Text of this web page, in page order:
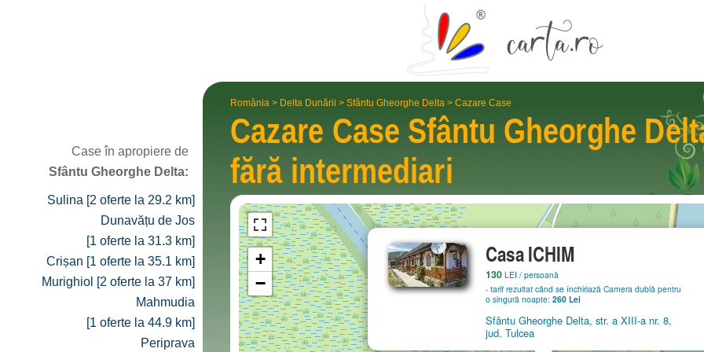
România > Delta Dunării > Sfântu Gheorghe Delta > Cazare Case
Cazare Case Sfântu Gheorghe
fără interme­diari
Casa ICHIM
130 LEI / persoană
- tarif rezultat când se închiriază Camera dublă pentru
o singură noapte: 260 Lei
Sfântu Gheorghe Delta, str. a XIII-a nr. 8,
jud. Tulcea
+
−
Case în apropiere de
Sfântu Gheorghe Delta:
Sulina [2 oferte la 29.2 km]
Dunavățu de Jos
[1 oferte la 31.3 km]
Crișan [1 oferte la 35.1 km]
Murighiol [2 oferte la 37 km]
Mahmudia
[1 oferte la 44.9 km]
Periprava